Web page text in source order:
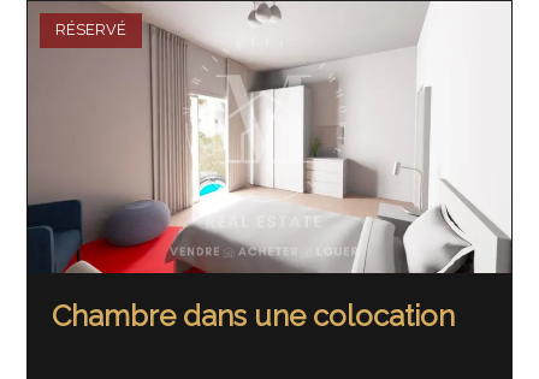
RÉSERVÉ
Chambre dans une colocation